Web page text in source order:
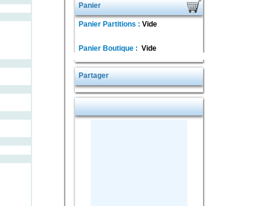
Panier
Panier Partitions : Vide
Panier Boutique : Vide
Partager